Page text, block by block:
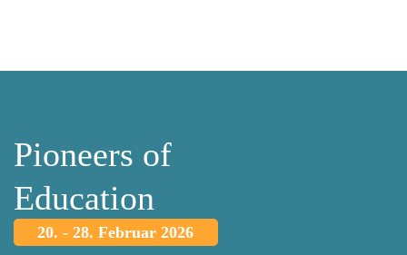
Pioneers of
Education
20. - 28. Februar 2026